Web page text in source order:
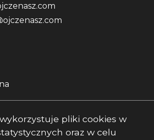
pliki cookies w
oraz w celu